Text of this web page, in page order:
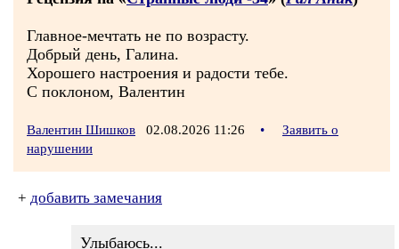
Главное-мечтать не по возрасту.
Добрый день, Галина.
Хорошего настроения и радости тебе.
С поклоном, Валентин
Валентин Шишков 02.08.2026 11:26 •
Заявить о
нарушении
+ добавить замечания
Улыбаюсь...